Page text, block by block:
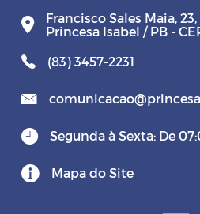
Francisco Sales Maia,
Princesa Isabel / PB -
(83) 3457-2231
Segunda à Sexta: De
Mapa do Site